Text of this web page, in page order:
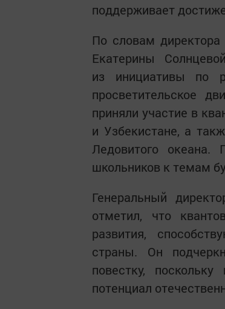
поддерживает
По словам директора
Екатерины
из инициативы по
просветительское
приняли участие в
и Узбекистане, а
Ледовитого
школьников к темам
Генеральный
отметил, что
развития,
страны. Он
повестку,
потенциал